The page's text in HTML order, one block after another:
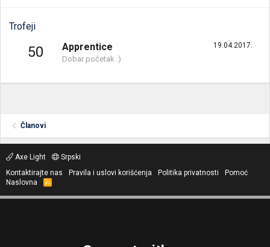
Trofeji
50 19.04.2017.
Apprentice
Dobar početak :)
Članovi
Axe Light
Srpski
Kontaktirajte nas
Pravila i uslovi korišćenja Politika privatnosti
Pomoć
Naslovna
R
S